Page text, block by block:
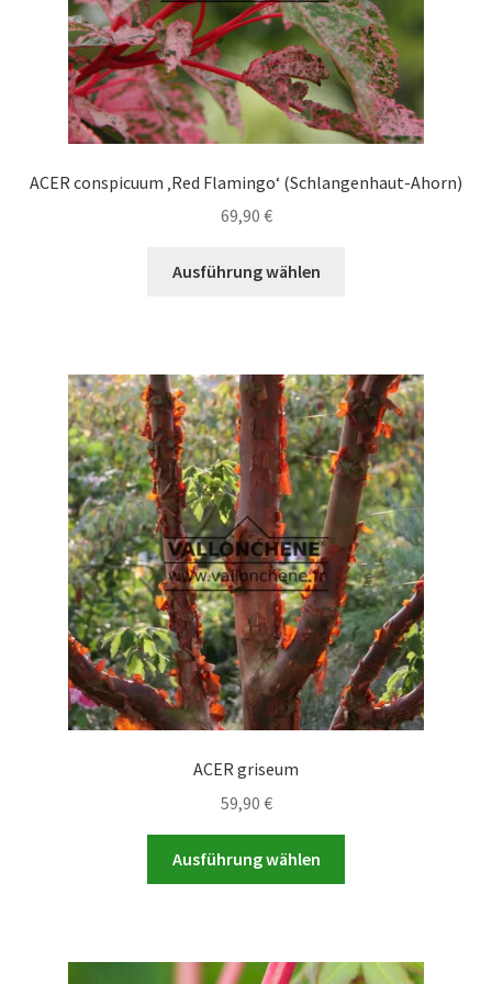
werden
ACER conspicuum ‚Red Flamingo‘ (Schlangenhaut-Ahorn)
69,90 €
Ausführung wählen
Varianten
auf.
Die
Optionen
können
auf
der
Produktseite
gewählt
werden
ACER griseum
59,90 €
Ausführung wählen
Varianten